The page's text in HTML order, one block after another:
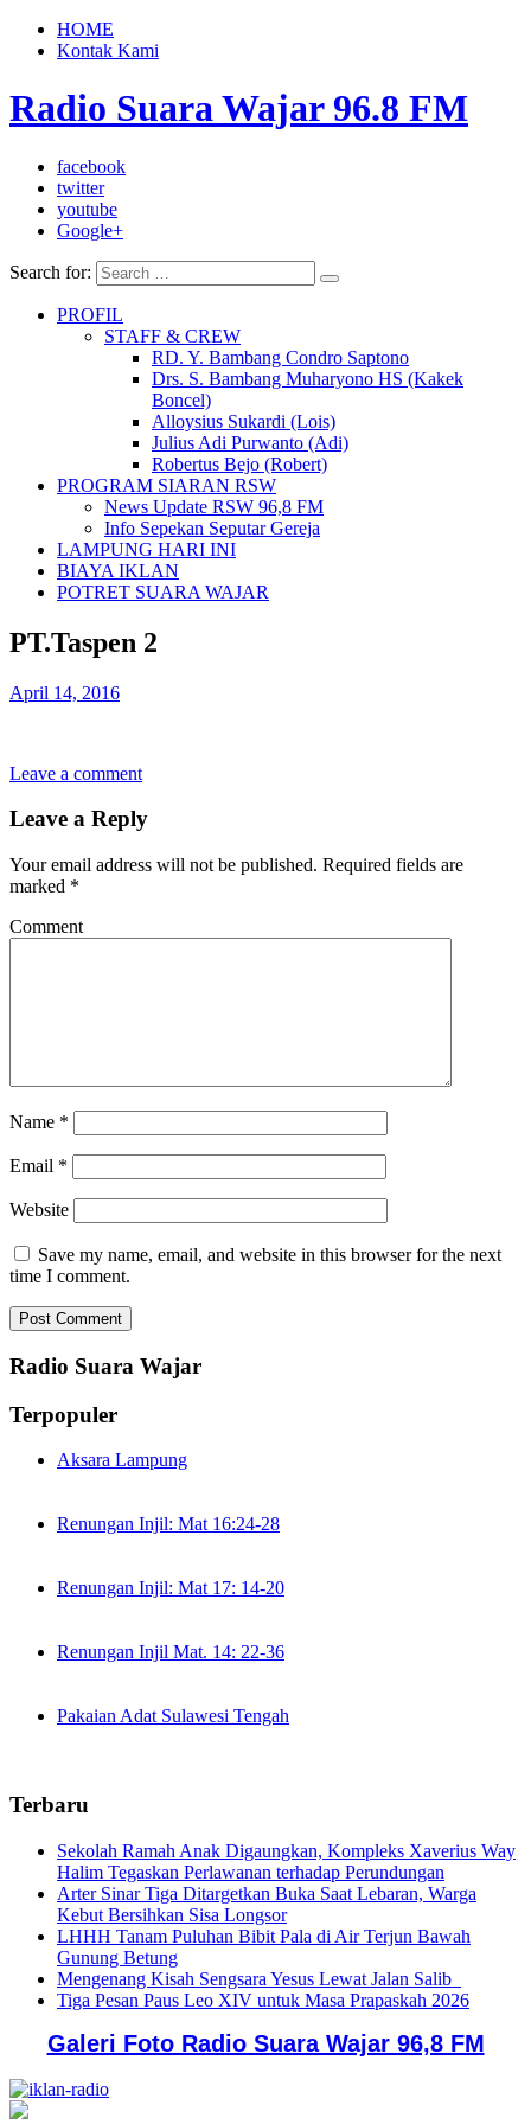
HOME
Kontak Kami
Radio Suara Wajar 96.8 FM
facebook
twitter
youtube
Google+
Search for:
PROFIL
STAFF & CREW
RD. Y. Bambang Condro Saptono
Drs. S. Bambang Muharyono HS (Kakek
Boncel)
Alloysius Sukardi (Lois)
Julius Adi Purwanto (Adi)
Robertus Bejo (Robert)
PROGRAM SIARAN RSW
News Update RSW 96,8 FM
Info Sepekan Seputar Gereja
LAMPUNG HARI INI
BIAYA IKLAN
POTRET SUARA WAJAR
PT.Taspen 2
April 14, 2016
Leave a comment
Leave a Reply
Your email address will not be published. Required fields are
marked *
Comment
Name *
Email *
Website
Save my name, email, and website in this browser for the next
time I comment.
Radio Suara Wajar
Terpopuler
Aksara Lampung
Renungan Injil: Mat 16:24-28
Renungan Injil: Mat 17: 14-20
Renungan Injil Mat. 14: 22-36
Pakaian Adat Sulawesi Tengah
Terbaru
Sekolah Ramah Anak Digaungkan, Kompleks Xaverius Way
Halim Tegaskan Perlawanan terhadap Perundungan
Arter Sinar Tiga Ditargetkan Buka Saat Lebaran, Warga
Kebut Bersihkan Sisa Longsor
LHHH Tanam Puluhan Bibit Pala di Air Terjun Bawah
Gunung Betung
Mengenang Kisah Sengsara Yesus Lewat Jalan Salib
Tiga Pesan Paus Leo XIV untuk Masa Prapaskah 2026
Galeri Foto Radio Suara Wajar 96,8 FM